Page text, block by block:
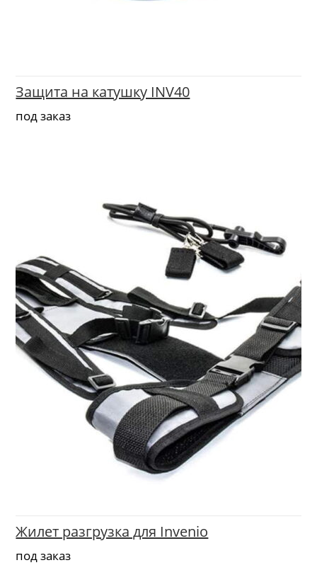
Защита на катушку INV40
под заказ
Жилет разгрузка для Invenio
под заказ